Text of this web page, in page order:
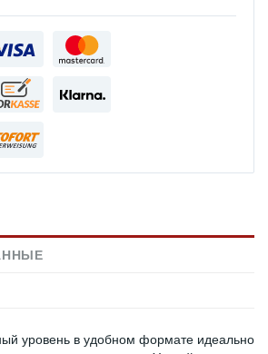
уровень в удобном формате идеально